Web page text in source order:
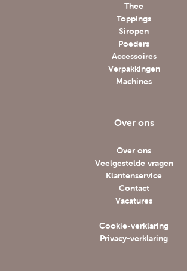
Thee
Toppings
Siropen
Poeders
Accessoires
Verpakkingen
Machines
Over ons
Over ons
Veelgestelde vragen
Klantenservice
Contact
Vacatures
Cookie-verklaring
Privacy-verklaring